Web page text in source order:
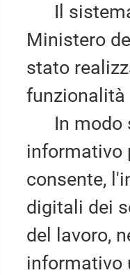
Il sistema
Ministero
stato
funzionalità
In modo
informativo
consente,
digitali dei
del lavoro,
informativo